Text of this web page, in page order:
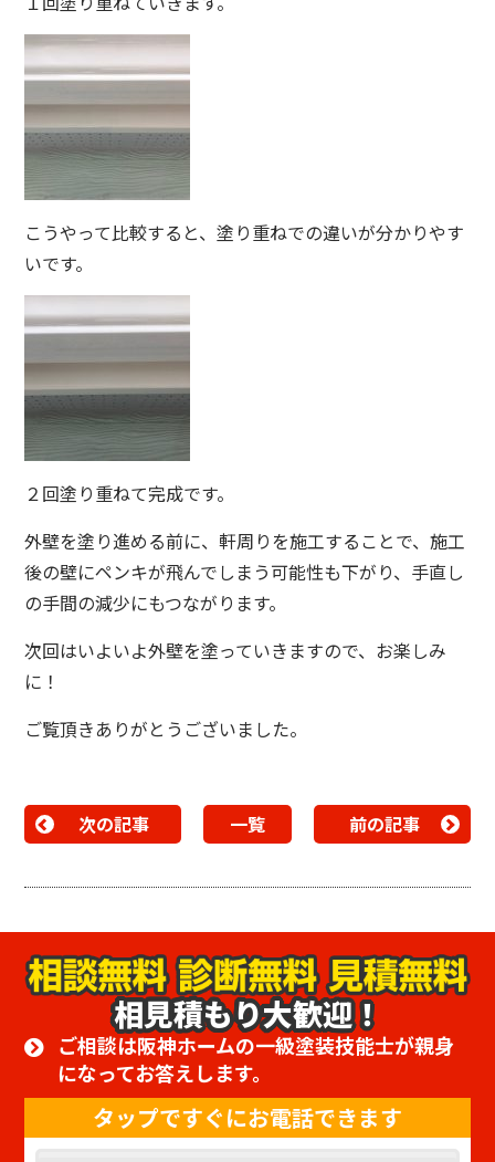
こうやって比較すると、塗り重ねでの違いが分かりやす
いです。
２回塗り重ねて完成です。
外壁を塗り進める前に、軒周りを施工することで、施工
後の壁にペンキが飛んでしまう可能性も下がり、手直し
の手間の減少にもつながります。
次回はいよいよ外壁を塗っていきますので、お楽しみ
に！
ご覧頂きありがとうございました。
次の記事 一覧 前の記事
相見積もり大歓迎！
ご相談は阪神ホームの一級塗装技能士が親身
になってお答えします。
タップですぐにお電話できます